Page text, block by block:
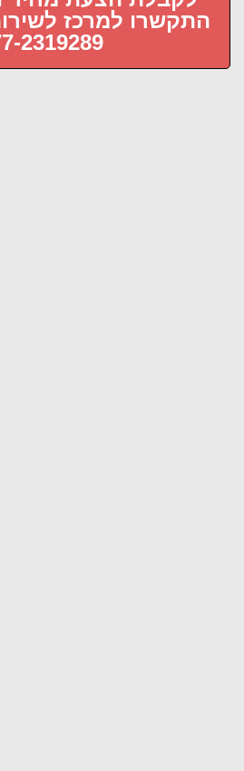
התקשרו למרכז
2319289